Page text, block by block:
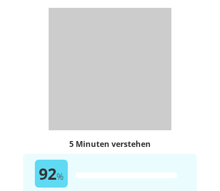
5 Minuten verstehen
92%